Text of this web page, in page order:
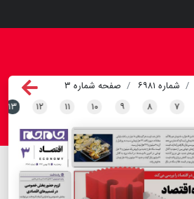
شماره ۶۹۸۱
صفحه شماره ۳
۷ ۸ ۹ ۱۰ ۱۱ ۱۲ ۱۳